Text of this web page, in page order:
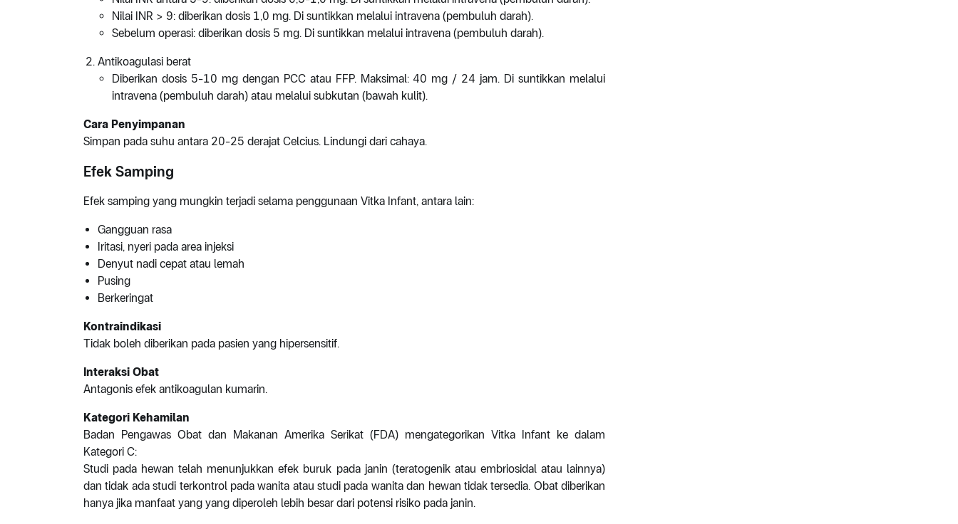
Nilai INR > 9: diberikan dosis 1,0 mg. Di suntikkan melalui intravena (pembuluh darah).
Sebelum operasi: diberikan dosis 5 mg. Di suntikkan melalui intravena (pembuluh darah).
Antikoagulasi berat
Diberikan dosis 5-10 mg dengan PCC atau FFP. Maksimal: 40 mg / 24 jam. Di suntikkan melalui
intravena (pembuluh darah) atau melalui subkutan (bawah kulit).
Cara Penyimpanan
Simpan pada suhu antara 20-25 derajat Celcius. Lindungi dari cahaya.
Efek Samping
Efek samping yang mungkin terjadi selama penggunaan Vitka Infant, antara lain:
Gangguan rasa
Iritasi, nyeri pada area injeksi
Denyut nadi cepat atau lemah
Pusing
Berkeringat
Kontraindikasi
Tidak boleh diberikan pada pasien yang hipersensitif.
Interaksi Obat
Antagonis efek antikoagulan kumarin.
Kategori Kehamilan
Badan Pengawas Obat dan Makanan Amerika Serikat (FDA) mengategorikan Vitka Infant ke dalam
Kategori C:
Studi pada hewan telah menunjukkan efek buruk pada janin (teratogenik atau embriosidal atau lainnya)
dan tidak ada studi terkontrol pada wanita atau studi pada wanita dan hewan tidak tersedia. Obat diberikan
hanya jika manfaat yang yang diperoleh lebih besar dari potensi risiko pada janin.